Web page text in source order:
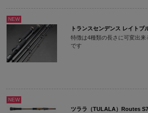
NEW
トランスセンデンス レイトブ
特徴は4種類の長さに可変出
です
NEW
ツララ（TULALA）Routes